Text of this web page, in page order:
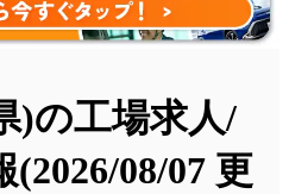
)の工場求人/
(2026/08/07 更